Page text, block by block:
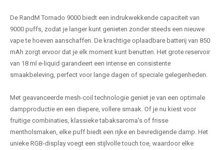
De RandM Tornado 9000 biedt een indrukwekkende capaciteit van
9000 puffs, zodat je langer kunt genieten zonder steeds een nieuwe
vape te hoeven aanschaffen. De krachtige oplaadbare batterij van 850
mAh zorgt ervoor dat je elk moment kunt benutten. Het grote reservoir
van 18 ml e-liquid garandeert een intense en consistente
smaakbeleving, perfect voor lange dagen of speciale gelegenheden.
Met geavanceerde mesh-coil technologie geniet je van een optimale
dampproductie en een diepere, vollere smaak. Of je nu kiest voor
fruitige combinaties, klassieke tabaksaroma's of frisse
mentholsmaken, elke puff biedt een rijke en bevredigende damp. Het
unieke RGB-display voegt een stijlvolle touch toe, waardoor elke